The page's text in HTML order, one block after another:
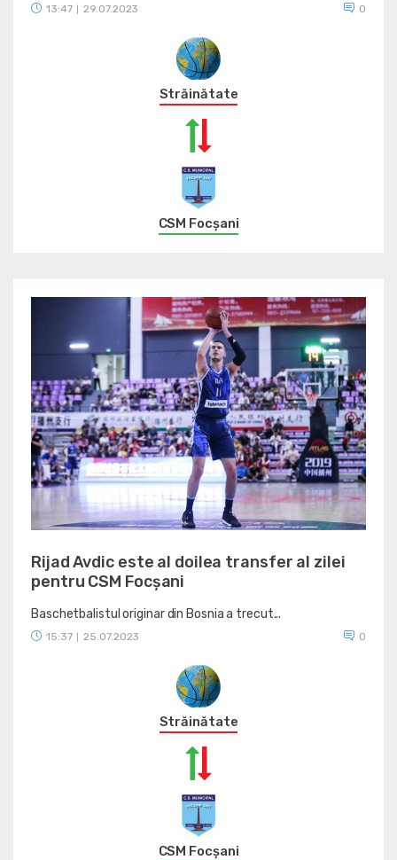
13:47 29.07.2023 0
Străinătate
CSM Focșani
Rijad Avdic este al doilea transfer al zilei
pentru CSM Focșani
Baschetbalistul originar din Bosnia a trecut...
15:37 25.07.2023 0
Străinătate
CSM Focșani